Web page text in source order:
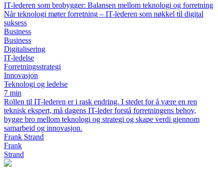
IT-lederen som brobygger: Balansen mellom teknologi og forretning
Når teknologi møter forretning – IT-lederen som nøkkel til digital
suksess
Business
Business
Digitalisering
IT-ledelse
Forretningsstrategi
Innovasjon
Teknologi og ledelse
7 min
Rollen til IT-lederen er i rask endring. I stedet for å være en ren
teknisk ekspert, må dagens IT-leder forstå forretningens behov,
bygge bro mellom teknologi og strategi og skape verdi gjennom
samarbeid og innovasjon.
Frank Strand
Frank
Strand